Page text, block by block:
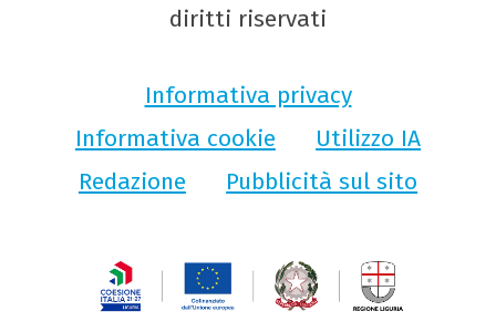
diritti riservati
Informativa privacy
Informativa cookie
Utilizzo IA
Redazione
Pubblicità sul sito